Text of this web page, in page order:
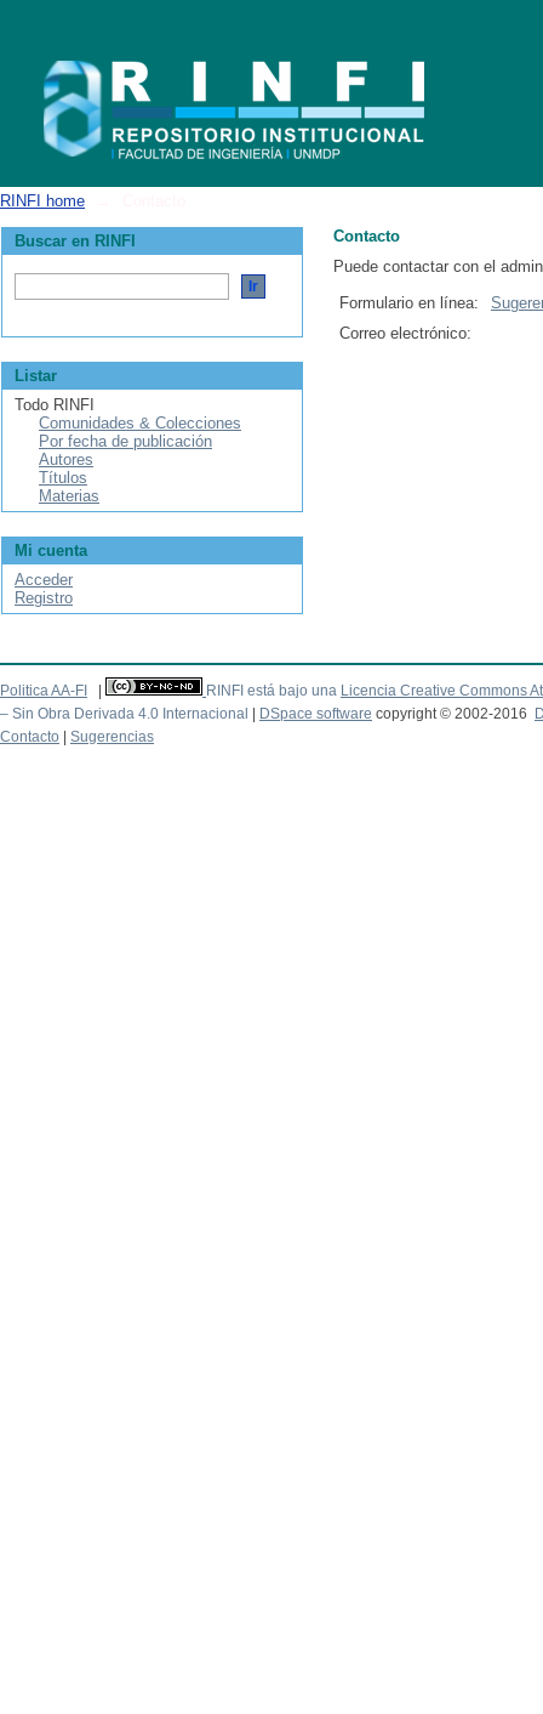
RINFI home
Contacto
Puede contactar con el
Formulario en línea:
Correo electrónico:
Buscar en RINFI
Listar
Todo RINFI
Comunidades & Colecciones
Por fecha de publicación
Autores
Títulos
Materias
Mi cuenta
Acceder
Registro
Politica AA-FI RINFI está bajo una Licencia Creative Commons
– Sin Obra Derivada 4.0 Internacional
DSpace software copyright © 2002-2016
Contacto
Sugerencias